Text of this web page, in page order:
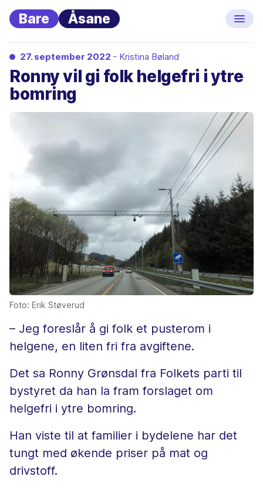
Bare Åsane
27. september 2022 - Kristina Bøland
Ronny vil gi folk helgefri i ytre
bomring
Foto: Erik Støverud
– Jeg foreslår å gi folk et pusterom i
helgene, en liten fri fra avgiftene.
Det sa Ronny Grønsdal fra Folkets parti til
bystyret da han la fram forslaget om
helgefri i ytre bomring.
Han viste til at familier i bydelene har det
tungt med økende priser på mat og
drivstoff.